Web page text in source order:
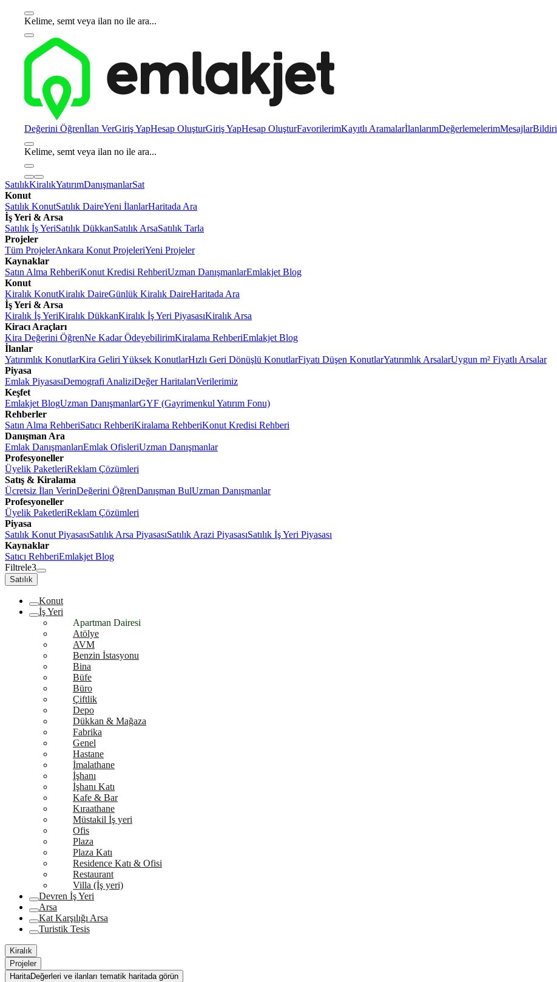
Kelime, semt veya ilan no ile ara...
Değerini Öğrenİlan VerGiriş YapHesap OluşturGiriş YapHesap OluşturFavorilerimKayıtlı AramalarİlanlarımDeğerlemelerimMesajlar
Kelime, semt veya ilan no ile ara...
SatılıkKiralıkYatırımDanışmanlarSat
Konut
Satılık KonutSatılık DaireYeni İlanlarHaritada Ara
İş Yeri & Arsa
Satılık İş YeriSatılık DükkanSatılık ArsaSatılık Tarla
Projeler
Tüm ProjelerAnkara Konut ProjeleriYeni Projeler
Kaynaklar
Satın Alma RehberiKonut Kredisi RehberiUzman DanışmanlarEmlakjet Blog
Konut
Kiralık KonutKiralık DaireGünlük Kiralık DaireHaritada Ara
İş Yeri & Arsa
Kiralık İş YeriKiralık DükkanKiralık İş Yeri PiyasasıKiralık Arsa
Kiracı Araçları
Kira Değerini ÖğrenNe Kadar ÖdeyebilirimKiralama RehberiEmlakjet Blog
İlanlar
Yatırımlık KonutlarKira Geliri Yüksek KonutlarHızlı Geri Dönüşlü KonutlarFiyatı Düşen KonutlarYatırımlık ArsalarUygun m² Fiyatlı Arsalar
Piyasa
Emlak PiyasasıDemografi AnaliziDeğer HaritalarıVerilerimiz
Keşfet
Emlakjet BlogUzman DanışmanlarGYF (Gayrimenkul Yatırım Fonu)
Rehberler
Satın Alma RehberiSatıcı RehberiKiralama RehberiKonut Kredisi Rehberi
Danışman Ara
Emlak DanışmanlarıEmlak OfisleriUzman Danışmanlar
Profesyoneller
Üyelik PaketleriReklam Çözümleri
Satış & Kiralama
Ücretsiz İlan VerinDeğerini ÖğrenDanışman BulUzman Danışmanlar
Profesyoneller
Üyelik PaketleriReklam Çözümleri
Piyasa
Satılık Konut PiyasasıSatılık Arsa PiyasasıSatılık Arazi PiyasasıSatılık İş Yeri Piyasası
Kaynaklar
Satıcı RehberiEmlakjet Blog
Filtrele3
Satılık
Konut
İş Yeri
Apartman Dairesi
Atölye
AVM
Benzin İstasyonu
Bina
Büfe
Büro
Çiftlik
Depo
Dükkan & Mağaza
Fabrika
Genel
Hastane
İmalathane
İşhanı
İşhanı Katı
Kafe & Bar
Kıraathane
Müstakil İş yeri
Ofis
Plaza
Plaza Katı
Residence Katı & Ofisi
Restaurant
Villa (İş yeri)
Devren İş Yeri
Arsa
Kat Karşılığı Arsa
Turistik Tesis
Kiralık
Projeler
HaritaDeğerleri ve ilanları tematik haritada görün